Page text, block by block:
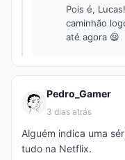
Pois é,
caminhão
até agora 😫
Pedro_Gamer
3 dias atrás
Alguém indica uma
tudo na Netflix.